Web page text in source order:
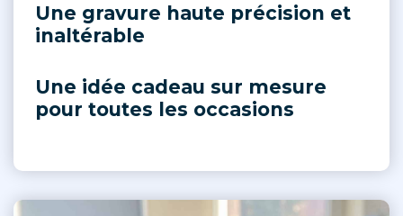
Une gravure haute précision et
inaltérable
Une idée cadeau sur mesure
pour toutes les occasions